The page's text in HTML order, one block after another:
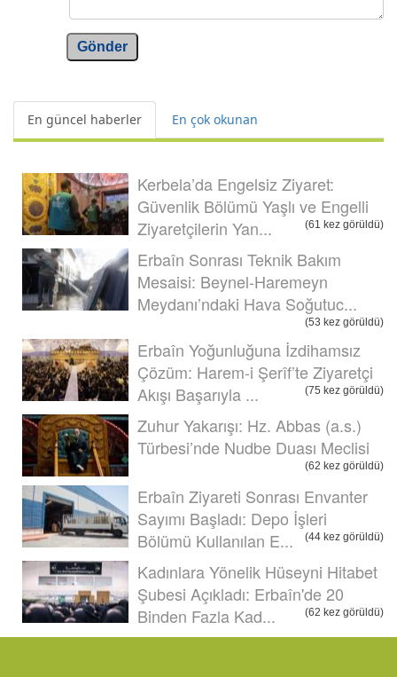
Gönder
En güncel haberler En çok okunan
Kerbela’da Engelsiz Ziyaret:
Güvenlik Bölümü Yaşlı ve Engelli
Ziyaretçilerin Yan...
(61 kez görüldü)
Erbaîn Sonrası Teknik Bakım
Mesaisi: Beynel-Haremeyn
Meydanı’ndaki Hava Soğutuc...
(53 kez görüldü)
Erbaîn Yoğunluğuna İzdihamsız
Çözüm: Harem-i Şerîf’te Ziyaretçi
Akışı Başarıyla ...
(75 kez görüldü)
Zuhur Yakarışı: Hz. Abbas (a.s.)
Türbesi’nde Nudbe Duası Meclisi
(62 kez görüldü)
Erbaîn Ziyareti Sonrası Envanter
Sayımı Başladı: Depo İşleri
Bölümü Kullanılan E...
(44 kez görüldü)
Kadınlara Yönelik Hüseyni Hitabet
Şubesi Açıkladı: Erbaîn'de 20
Binden Fazla Kad...
(62 kez görüldü)